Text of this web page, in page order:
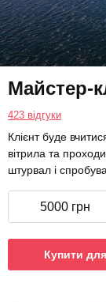
Майстер-
423 відгуки
Клієнт буде
вітрила та
штурвал і
5000 грн
Купити